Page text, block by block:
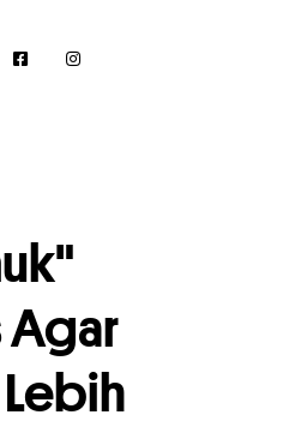
Agar